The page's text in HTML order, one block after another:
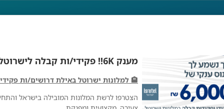
מענק 6K!! פקידי/ות קבלה לישרוטל אילת!
🏨 למלונות ישרוטל באילת דרושים/ות
הצטרפו לרשת המלונות המובילה בישראל